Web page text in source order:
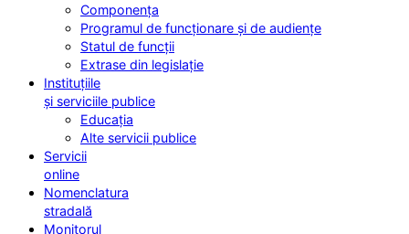
Componența
Programul de funcționare și de audiențe
Statul de funcții
Extrase din legislație
Instituțiile
și serviciile publice
Educația
Alte servicii publice
Servicii
online
Nomenclatura
stradală
Monitorul